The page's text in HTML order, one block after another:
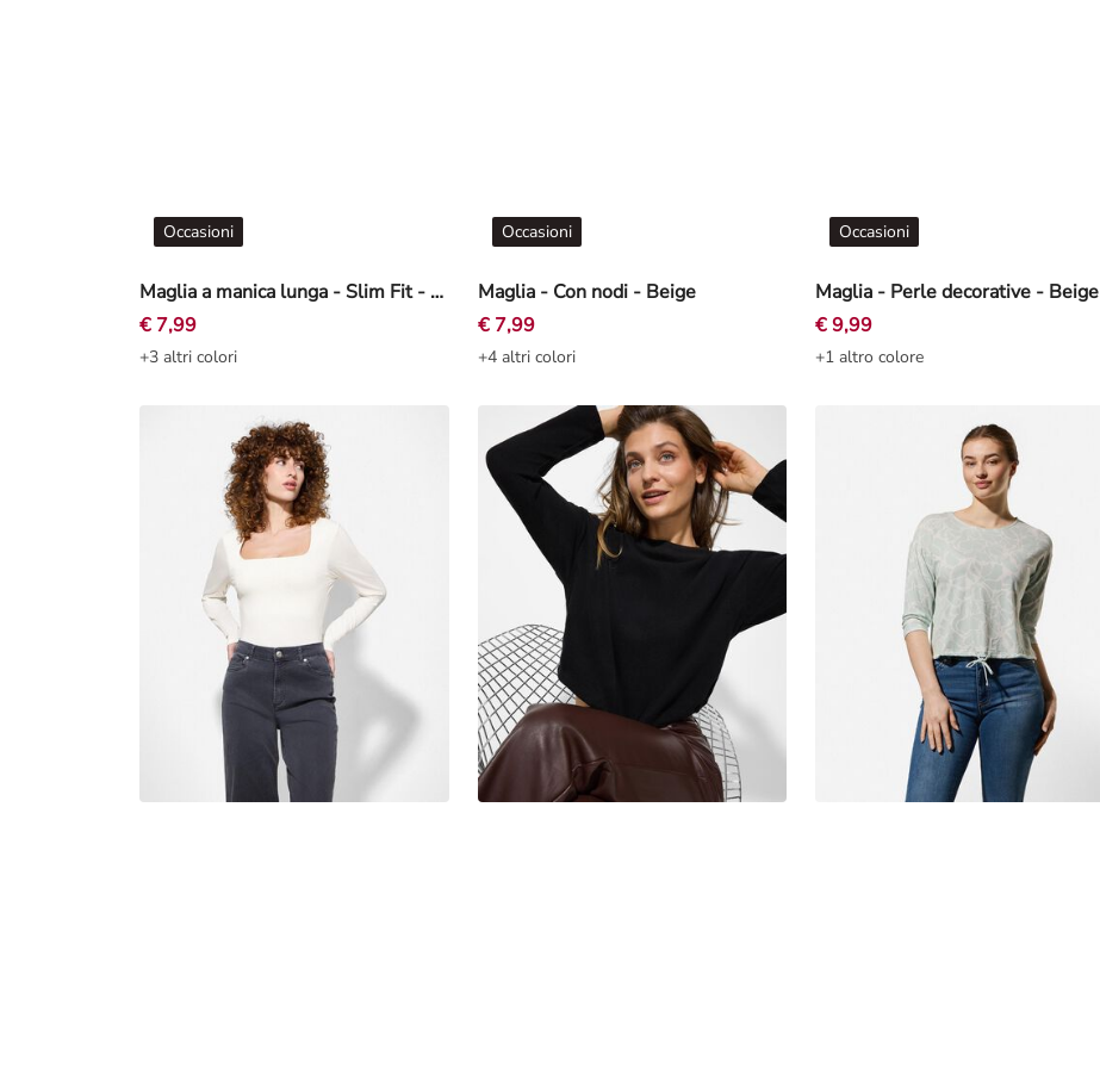
Maglia a manica lunga - Slim Fit - marrone
Occasioni
€ 7,99
+3 altri colori
Maglia - Con nodi - Beige
Occasioni
€ 7,99
+4 altri colori
Maglia - Perle decorative - Beige
Occasioni
€ 9,99
+1 altro colore